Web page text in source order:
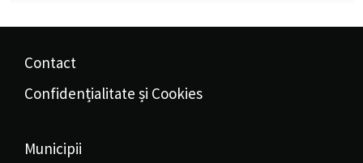
Contact
Confidențialitate și Cookies
Municipii